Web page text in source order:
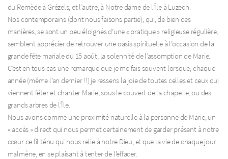
du Remède à Grézels, et l’autre, à Notre dame de l’Île à Luzech.
Nos contemporains (dont nous faisons partie), qui, de bien des
manières, se sont un peu éloignés d’une « pratique » religieuse régulière,
semblent apprécier de retrouver une oasis spirituelle à l’occasion de la
grande fête mariale du 15 août, la solennité de l’assomption de Marie.
C’est en tous cas une remarque que je me fais souvent lorsque, chaque
année (même l’an dernier !!) je ressens la joie de toutes celles et ceux qui
viennent fêter et chanter Marie, sous le couvert de la chapelle, ou des
grands arbres de l’Île.
Nous avons comme une proximité naturelle à la personne de Marie, un
« accès » direct qui nous permet certainement de garder présent à notre
cœur ce fil ténu qui nous relie à notre Dieu, et que la vie de chaque jour
malmène, en se plaisant à tenter de l’effacer.